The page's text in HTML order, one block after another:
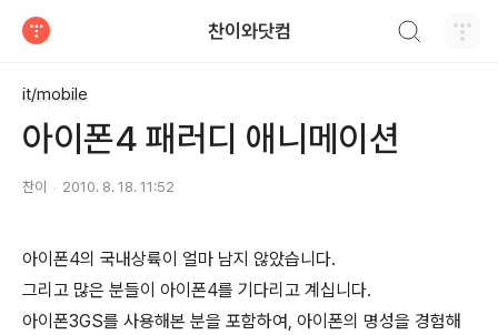
찬이와닷컴
it/mobile
아이폰4 패러디 애니메이션
찬이 2010. 8. 18. 11:52
아이폰4의 국내상륙이 얼마 남지 않았습니다.
그리고 많은 분들이 아이폰4를 기다리고 계십니다.
아이폰3GS를 사용해본 분을 포함하여, 아이폰의 명성을 경험해